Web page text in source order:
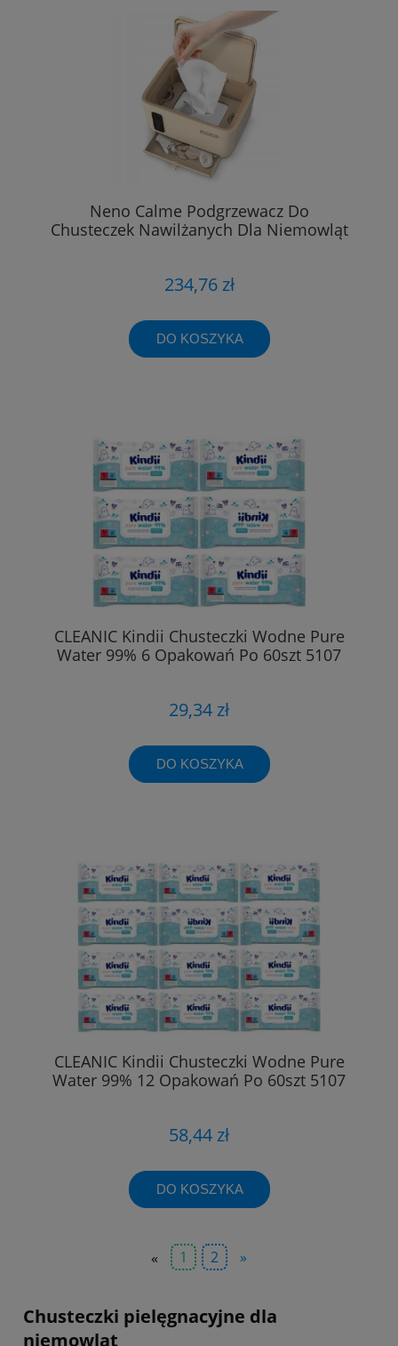
Neno Calme Podgrzewacz Do
Chusteczek Nawilżanych Dla Niemowląt
234,76 zł
DO KOSZYKA
CLEANIC Kindii Chusteczki Wodne Pure
Water 99% 6 Opakowań Po 60szt 5107
29,34 zł
DO KOSZYKA
CLEANIC Kindii Chusteczki Wodne Pure
Water 99% 12 Opakowań Po 60szt 5107
58,44 zł
DO KOSZYKA
« 1 2 »
Chusteczki pielęgnacyjne dla
niemowląt